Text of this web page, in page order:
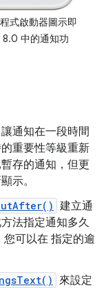
式啟動器圖示即
中的通知功
通知在一段時間
重要性等級重新
存的通知，但更
示。
建立通
法指定通知多久
可以在 指定的逾
來設定